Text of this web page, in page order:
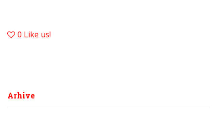
0 Like us!
Arhive